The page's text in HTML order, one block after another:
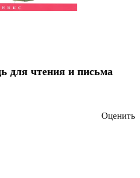
для чтения и письма
Оценить